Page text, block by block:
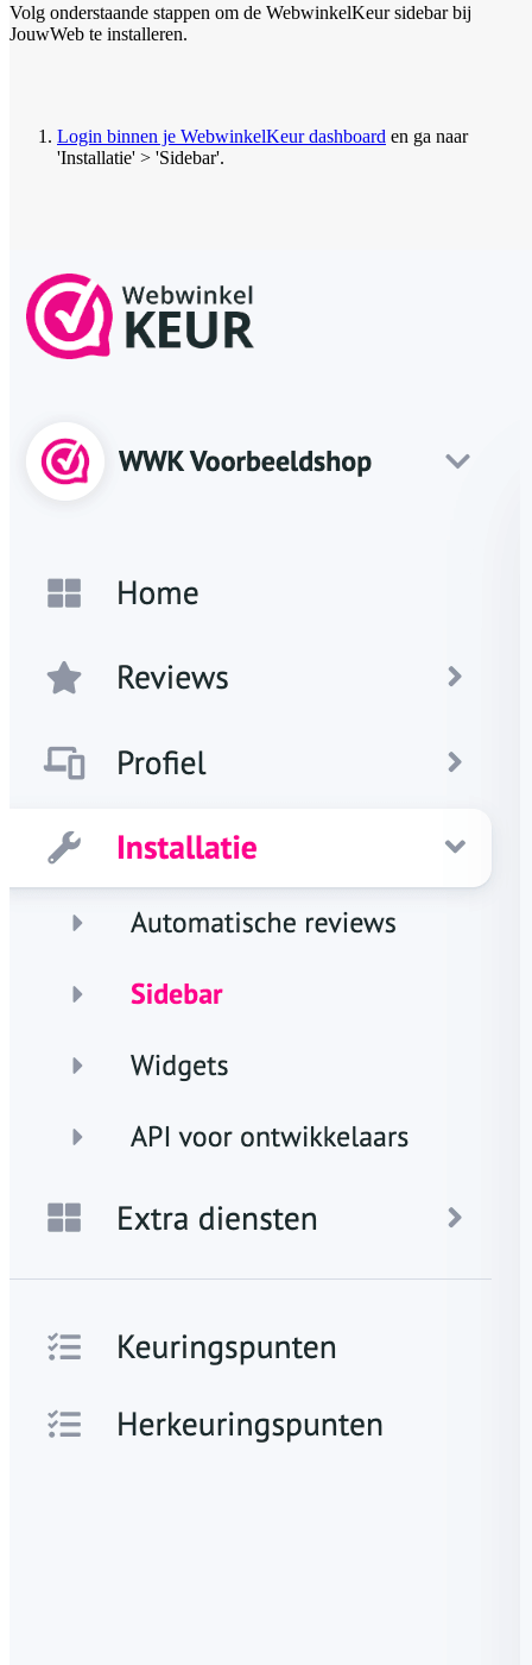
Volg onderstaande stappen om de WebwinkelKeur sidebar bij
JouwWeb te installeren.
Login binnen je WebwinkelKeur dashboard en ga naar
'Installatie' > 'Sidebar'.